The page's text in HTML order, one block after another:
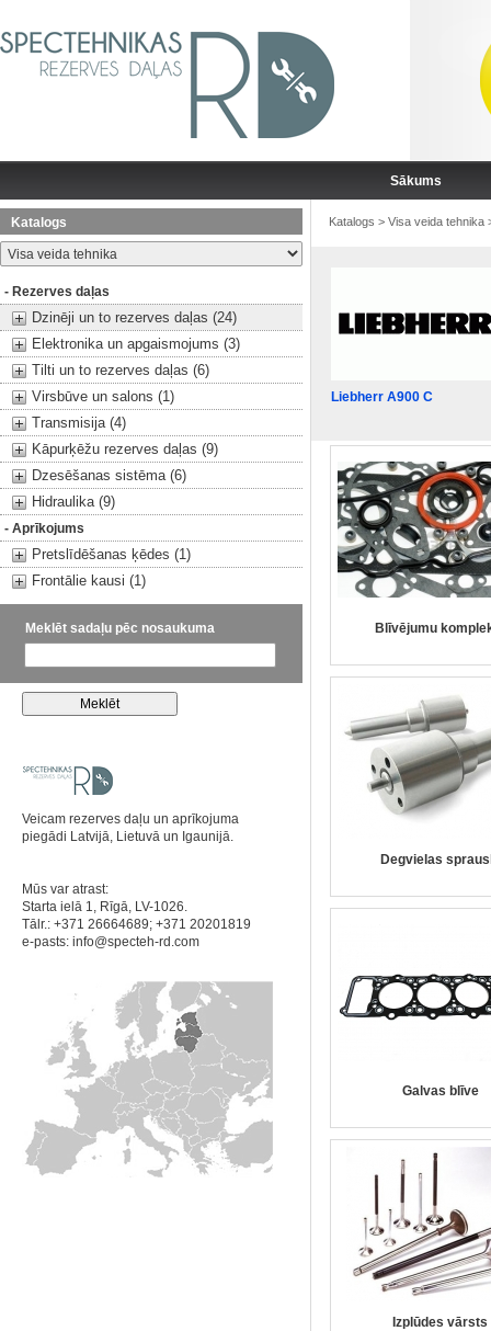
Sākums
Katalogs
- Rezerves daļas
Dzinēji un to rezerves daļas (24)
Elektronika un apgaismojums (3)
Tilti un to rezerves daļas (6)
Virsbūve un salons (1)
Transmisija (4)
Kāpurķēžu rezerves daļas (9)
Dzesēšanas sistēma (6)
Hidraulika (9)
- Aprīkojums
Pretslīdēšanas ķēdes (1)
Frontālie kausi (1)
Meklēt sadaļu pēc nosaukuma
Veicam rezerves daļu un aprīkojuma
piegādi Latvijā, Lietuvā un Igaunijā.
Mūs var atrast:
Starta ielā 1, Rīgā, LV-1026.
Tālr.: +371 26664689; +371 20201819
e-pasts: info@specteh-rd.com
Katalogs > Visa veida tehnika
Liebherr A900 C
Blīvējumu
Degvielas
Galvas blīve
Izplūdes vārsts